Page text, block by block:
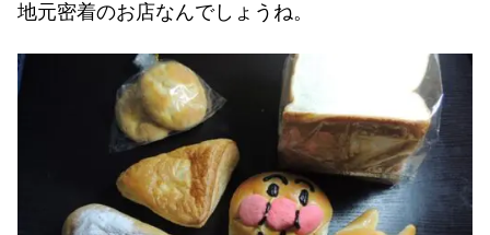
地元密着のお店なんでしょうね。